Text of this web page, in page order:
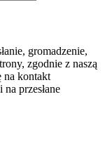
gromadzenie,
zgodnie z naszą
na kontakt
przesłane